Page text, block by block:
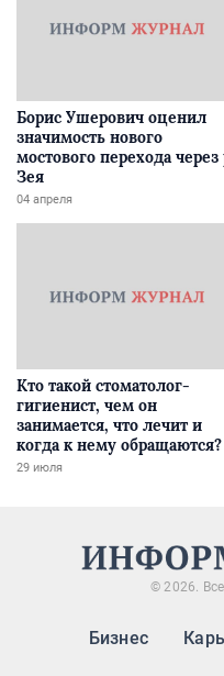
Борис Ушерович оценил
значимость нового
мостового перехода через
Зея
04 апреля
Кто такой стоматолог-
гигиенист, чем он
занимается, что лечит и
когда к нему обращаются?
29 июля
© 2026.
Бизнес